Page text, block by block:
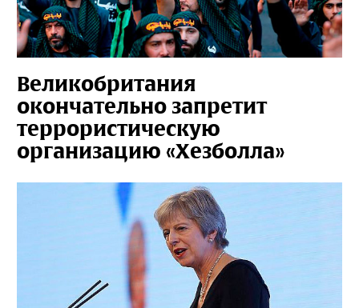
Великобритания
окончательно запретит
террористическую
организацию «Хезболла»